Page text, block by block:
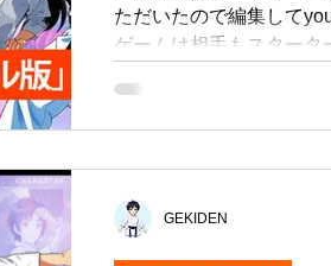
ただいたので編集して
ゲームは相手もスタータ
https://
GEKIDEN